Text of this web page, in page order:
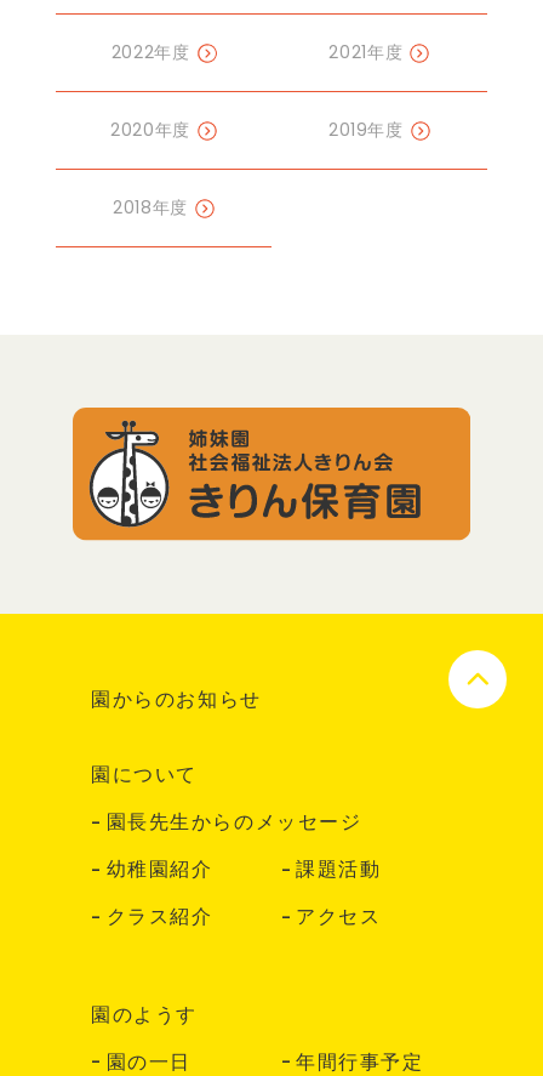
2022年度 2021年度
2020年度 2019年度
2018年度
園からのお知らせ
園について
園長先生からのメッセージ
幼稚園紹介
課題活動
クラス紹介
アクセス
園のようす
園の一日
年間行事予定